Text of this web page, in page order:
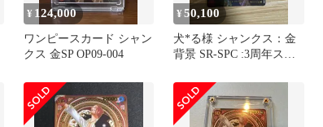
¥ 124,000
ワンピースカード シャン
クス 金SP OP09-004
¥50,100
犬*る様 シャンクス：金
背景 SR-SPC :3周年スペ